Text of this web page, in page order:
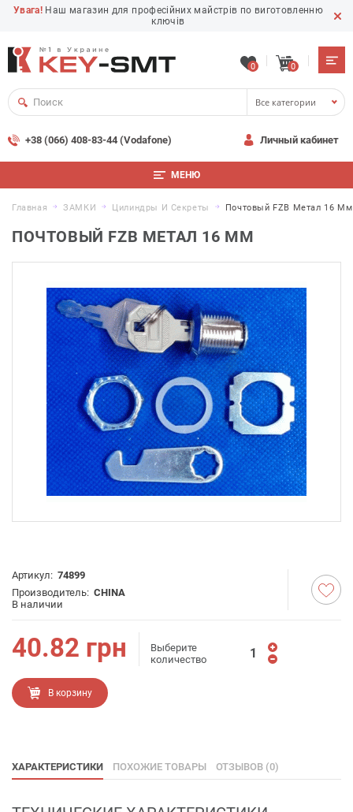
Увага! Наш магазин для професійних майстрів по виготовленню
ключів
0 0
Все категории
+38 (066) 408-83-44 (Vodafone) Личный кабинет
МЕНЮ
Главная ЗАМКИ Цилиндры И Секреты Почтовый FZB Метал 16 Мм
ПОЧТОВЫЙ FZB МЕТАЛ 16 ММ
Артикул: 74899
Производитель: CHINA
В наличии
40.82 грн
Выберите
количество
В корзину
ХАРАКТЕРИСТИКИ ПОХОЖИЕ ТОВАРЫ ОТЗЫВОВ (0)